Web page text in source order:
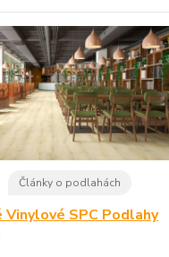
Články o podlahách
SPC Podlahy